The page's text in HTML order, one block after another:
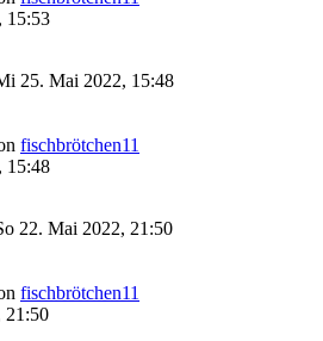
15:53
25. Mai 2022, 15:48
fischbrötchen11
15:48
22. Mai 2022, 21:50
fischbrötchen11
21:50